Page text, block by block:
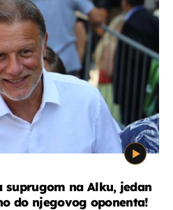
na Alku, jedan
do njegovog oponenta!